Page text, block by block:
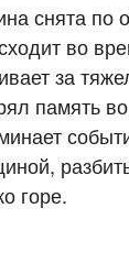
снята
во
за
память
горе.